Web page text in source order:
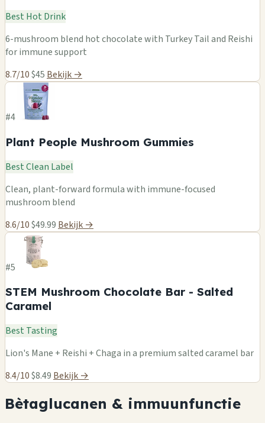
Best Hot Drink
6-mushroom blend hot chocolate with Turkey Tail and Reishi
for immune support
8.7/10$45 Bekijk →
#4
Plant People Mushroom Gummies
Best Clean Label
Clean, plant-forward formula with immune-focused
mushroom blend
8.6/10$49.99 Bekijk →
#5
STEM Mushroom Chocolate Bar - Salted
Caramel
Best Tasting
Lion's Mane + Reishi + Chaga in a premium salted caramel bar
8.4/10$8.49 Bekijk →
Bètaglucanen & immuunfunctie